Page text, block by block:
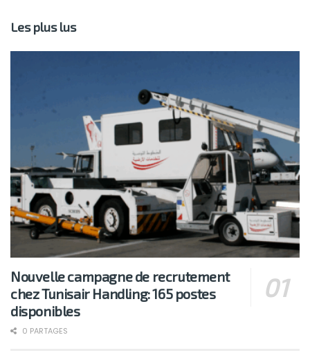
Les plus lus
Nouvelle campagne de recrutement
chez Tunisair Handling: 165 postes
disponibles
0 PARTAGES